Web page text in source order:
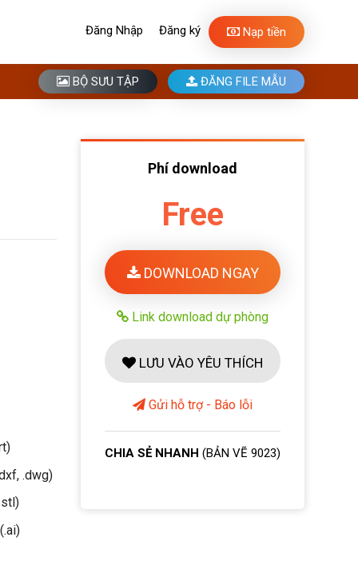
Đăng Nhập Đăng ký Nạp tiền
BỘ SƯU TẬP ĐĂNG FILE MẪU
.dwg)
Phí download
Free
DOWNLOAD NGAY
Link download dự phòng
LƯU VÀO YÊU THÍCH
Gửi hỗ trợ - Báo lỗi
CHIA SẺ NHANH (BẢN VẼ 9023)